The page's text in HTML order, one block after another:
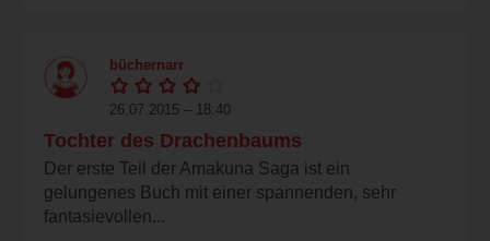
büchernarr
26.07.2015 – 18:40
Tochter des Drachenbaums
Der erste Teil der Amakuna Saga ist ein
gelungenes Buch mit einer spannenden, sehr
fantasievollen...